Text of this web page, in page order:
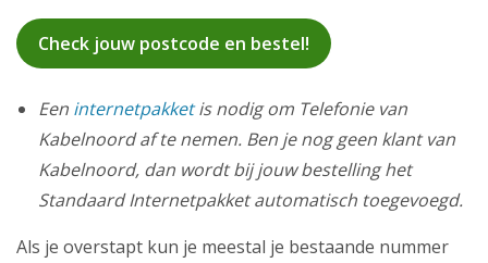
Check jouw postcode en bestel!
Een internetpakketis nodig om Telefonie van
Kabelnoord af te nemen. Ben je nog geen klant van
Kabelnoord, dan wordt bij jouw bestelling het
Standaard Internetpakket automatisch toegevoegd.
Als je overstapt kun je meestal je bestaande nummer